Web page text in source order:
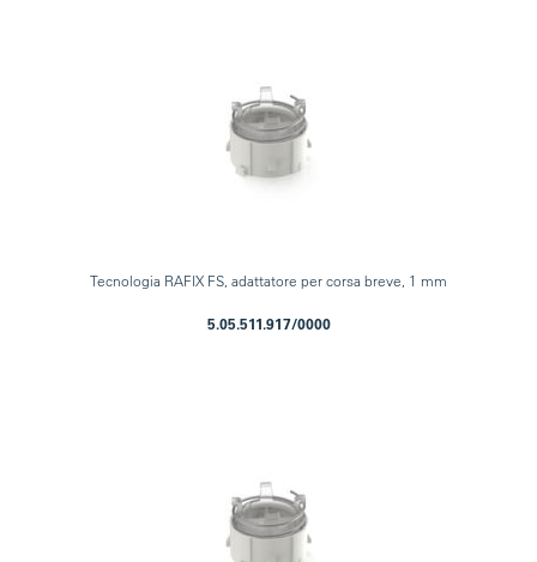
Tecnologia RAFIX FS, adattatore per corsa breve, 1 mm
5.05.511.917/0000